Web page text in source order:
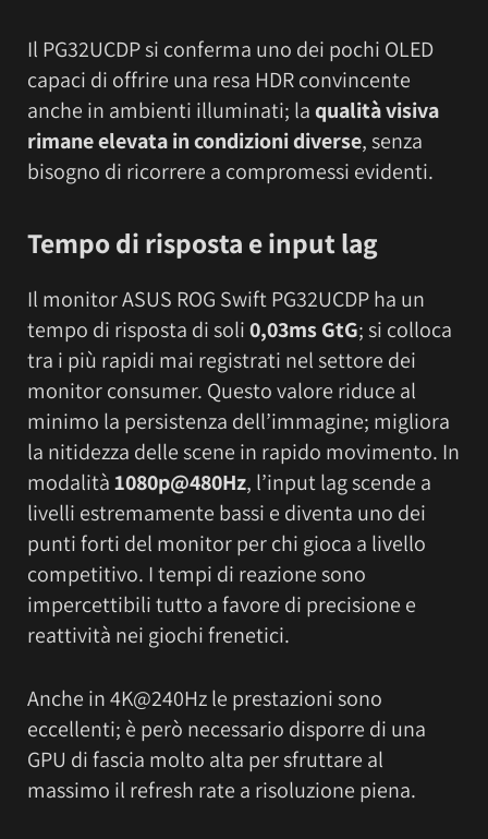
Il PG32UCDP si conferma uno dei pochi OLED
capaci di offrire una resa HDR convincente
anche in ambienti illuminati; laqualità visiva
rimane elevata in condizioni diverse, senza
bisogno di ricorrere a compromessi evidenti.
Tempo di risposta e input lag
Il monitor ASUS ROG Swift PG32UCDP ha un
tempo di risposta di soli0,03ms GtG; si colloca
tra i più rapidi mai registrati nel settore dei
monitor consumer. Questo valore riduce al
minimo la persistenza dell’immagine; migliora
la nitidezza delle scene in rapido movimento. In
modalità1080p@480Hz, l’input lag scende a
livelli estremamente bassi e diventa uno dei
punti forti del monitor per chi gioca a livello
competitivo. I tempi di reazione sono
impercettibili tutto a favore di precisione e
reattività nei giochi frenetici.
Anche in 4K@240Hz le prestazioni sono
eccellenti; è però necessario disporre di una
GPU di fascia molto alta per sfruttare al
massimo il refresh rate a risoluzione piena.